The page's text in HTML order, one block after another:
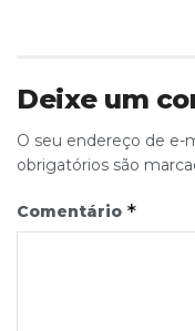
Deixe um
O seu endereço de e-
obrigatórios são
Comentário *